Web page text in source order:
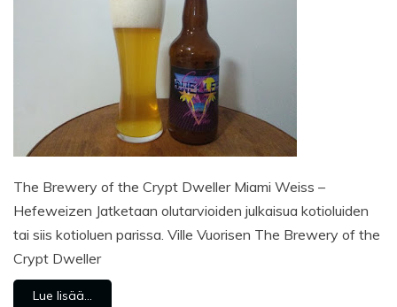
The Brewery of the Crypt Dweller Miami Weiss –
Hefeweizen Jatketaan olutarvioiden julkaisua kotioluiden
tai siis kotioluen parissa. Ville Vuorisen The Brewery of the
Crypt Dweller
Lue lisää...